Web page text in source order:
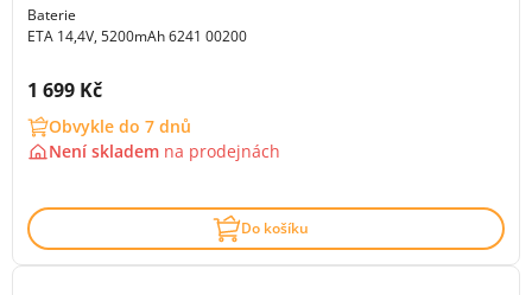
Baterie
ETA 14,4V, 5200mAh 6241 00200
Cena s DPH:
1 699 Kč
Obvykle do 7 dnů
Není skladem na prodejnách
Do košíku